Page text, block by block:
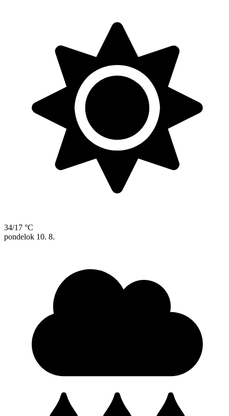
34/17 °C
pondelok 10. 8.